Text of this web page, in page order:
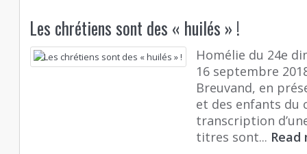
Les chrétiens sont des « huilés » !
Homélie du 24e
16 septembre
Breuvand, en
et des enfants du
transcription
titres sont...